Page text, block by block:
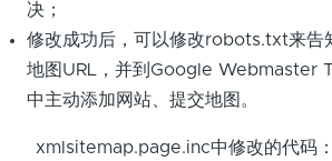
决；
修改成功后，可以修改robots.txt来告
地图URL，并到Google Webmaster
中主动添加网站、提交地图。
xmlsitemap.page.inc中修改的代码：